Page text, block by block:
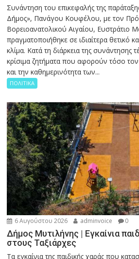
Συνάντηση του επικεφαλής της
Δήμος», Πανάγου Κουφέλου, με τον
Βορειοανατολικού Αιγαίου, Ευστράτιο
πραγματοποιήθηκε σε ιδιαίτερα θετικό
κλίμα. Κατά τη διάρκεια της συνάντησης
κρίσιμα ζητήματα που αφορούν τόσο
και την καθημερινότητα των...
ΠΟΛΙΤΙΚΑ
6 Αυγούστου 2026 adminvoice 0
Δήμος Μυτιλήνης | Εγκαίνια
στους Ταξιάρχες
Tα εγκαίνια της παιδικής χαράς που